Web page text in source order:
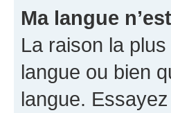
Ma langue
La raison la
langue ou bien
langue.